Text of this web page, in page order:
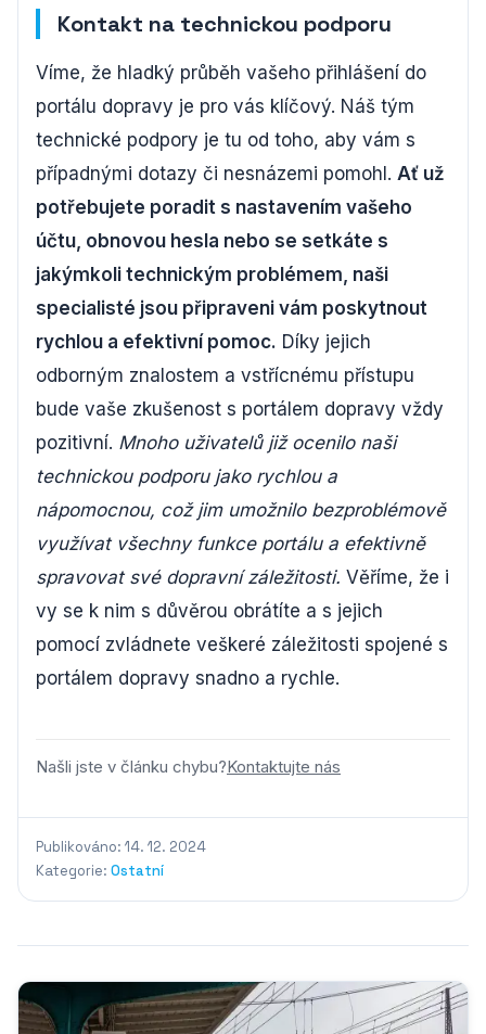
Kontakt na technickou podporu
Víme, že hladký průběh vašeho přihlášení do
portálu dopravy je pro vás klíčový. Náš tým
technické podpory je tu od toho, aby vám s
případnými dotazy či nesnázemi pomohl. Ať už
potřebujete poradit s nastavením vašeho
účtu, obnovou hesla nebo se setkáte s
jakýmkoli technickým problémem, naši
specialisté jsou připraveni vám poskytnout
rychlou a efektivní pomoc. Díky jejich
odborným znalostem a vstřícnému přístupu
bude vaše zkušenost s portálem dopravy vždy
pozitivní. Mnoho uživatelů již ocenilo naši
technickou podporu jako rychlou a
nápomocnou, což jim umožnilo bezproblémově
využívat všechny funkce portálu a efektivně
spravovat své dopravní záležitosti. Věříme, že i
vy se k nim s důvěrou obrátíte a s jejich
pomocí zvládnete veškeré záležitosti spojené s
portálem dopravy snadno a rychle.
Našli jste v článku chybu?Kontaktujte nás
Publikováno: 14. 12. 2024
Kategorie: Ostatní